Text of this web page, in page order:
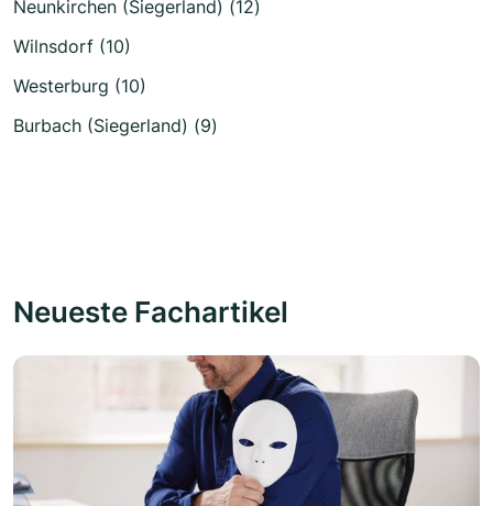
Neunkirchen (Siegerland) (12)
Wilnsdorf (10)
Westerburg (10)
Burbach (Siegerland) (9)
Neueste Fachartikel